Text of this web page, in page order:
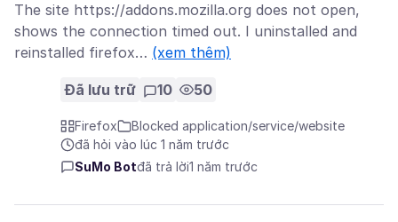
The site https://addons.mozilla.org does not open,
shows the connection timed out. I uninstalled and
reinstalled firefox… (xem thêm)
Đã lưu trữ 10 50
Firefox
Blocked application/service/website
đã hỏi vào lúc 1 năm trước
SuMo Botđã trả lời1 năm trước